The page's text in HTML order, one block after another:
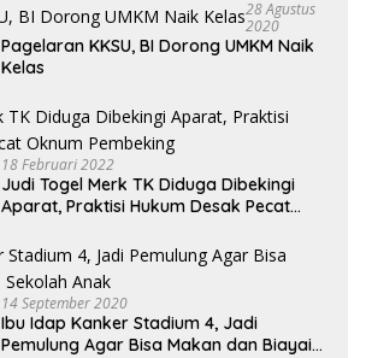
28 Agustus
2020
Pagelaran KKSU, BI Dorong UMKM Naik
Kelas
18 Februari 2022
Judi Togel Merk TK Diduga Dibekingi
Aparat, Praktisi Hukum Desak Pecat
14 September 2020
Ibu Idap Kanker Stadium 4, Jadi
Pemulung Agar Bisa Makan dan Biayai